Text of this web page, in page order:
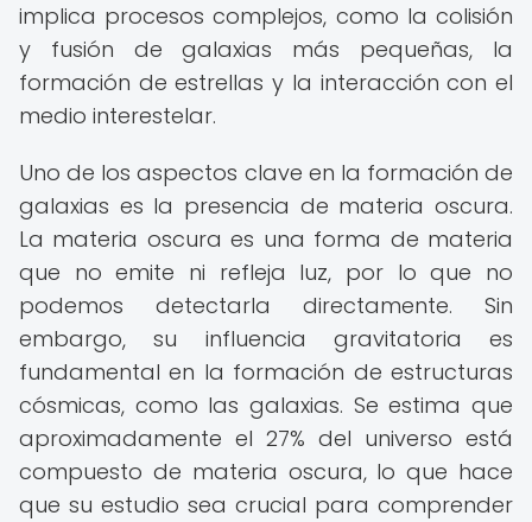
implica procesos complejos, como la colisión
y fusión de galaxias más pequeñas, la
formación de estrellas y la interacción con el
medio interestelar.
Uno de los aspectos clave en la formación de
galaxias es la presencia de materia oscura.
La materia oscura es una forma de materia
que no emite ni refleja luz, por lo que no
podemos detectarla directamente. Sin
embargo, su influencia gravitatoria es
fundamental en la formación de estructuras
cósmicas, como las galaxias. Se estima que
aproximadamente el 27% del universo está
compuesto de materia oscura, lo que hace
que su estudio sea crucial para comprender